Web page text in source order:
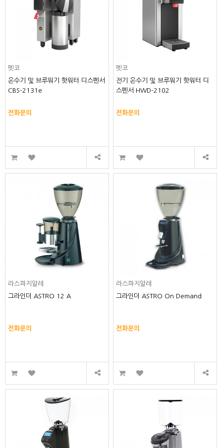
펫코
온수기 및 브루워기 핫워터 디스펜서
CBS-2131e
전화문의
펫코
전기 온수기 및 브루워기 핫워터 디
스펜서 HWD-2102
전화문의
라스파지알레
그라인더 ASTRO 12 A
전화문의
라스파지알레
그라인더 ASTRO On Demand
전화문의